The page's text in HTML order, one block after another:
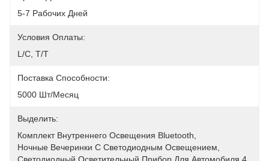
5-7 Рабочих Дней
Условия Оплаты:
L/C, T/T
Поставка Способности:
5000 Шт/месяц
Выделить:
Комплект Внутреннего Освещения Bluetooth
Ночные Вечеринки С Светодиодным Освещением